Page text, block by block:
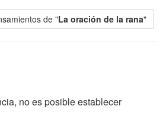
de "La oración de la rana"
no es posible establecer